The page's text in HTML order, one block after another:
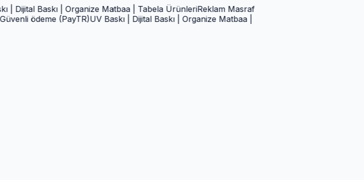
Baskı | Organize Matbaa | Tabela ÜrünleriReklam Masraf
ödeme (PayTR)UV Baskı | Dijital Baskı | Organize Matbaa |